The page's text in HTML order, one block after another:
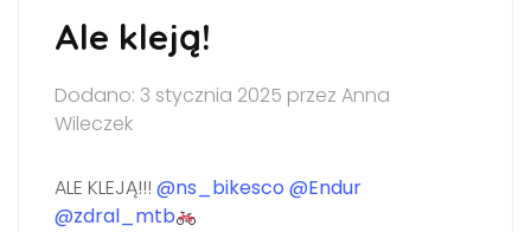
Ale kleją!
Dodano: 3 stycznia 2025 przez Anna
Wileczek
ALE KLEJĄ!!! @ns_bikesco @Endur
@zdral_mtb